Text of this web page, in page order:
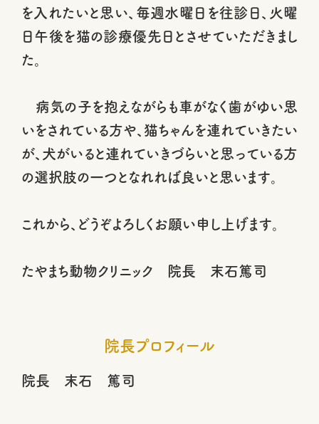
を入れたいと思い、毎週水曜日を往診日、火曜
日午後を猫の診療優先日とさせていただきまし
た。
病気の子を抱えながらも車がなく歯がゆい思
いをされている方や、猫ちゃんを連れていきたい
が、犬がいると連れていきづらいと思っている方
の選択肢の一つとなれれば良いと思います。
これから、どうぞよろしくお願い申し上げます。
​たやまち動物クリニック 院長 末石篤司
院長プロフィール
院長 末石 篤司